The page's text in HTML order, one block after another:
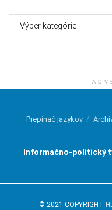
Prepínač jazykov
Informačno-politický
© 2021 COPYRIGHT